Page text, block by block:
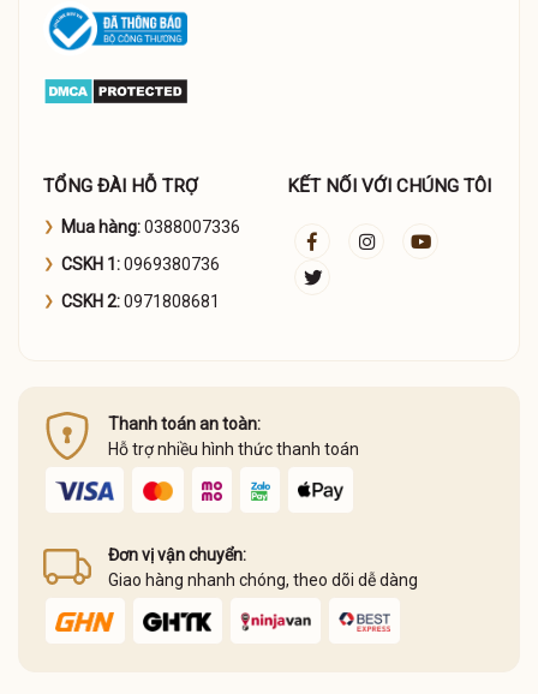
TỔNG ĐÀI HỖ TRỢ
Mua hàng:0388007336
CSKH 1:0969380736
CSKH 2:0971808681
KẾT NỐI VỚI CHÚNG TÔI
Thanh toán an toàn:
Hỗ trợ nhiều hình thức thanh toán
Đơn vị vận chuyển:
Giao hàng nhanh chóng, theo dõi dễ dàng